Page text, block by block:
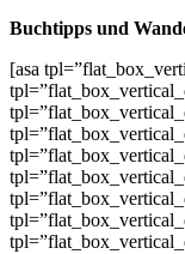
Buchtipps und
[asa